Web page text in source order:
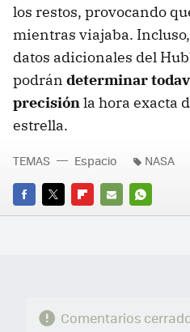
los restos, provocando
mientras viajaba.
datos adicionales del
podrán determinar
precisiónla hora exacta
estrella.
FACEBOOK
TWITTERFLIPBOARD
E-
WHATSAPP
TEMAS Espacio NASA
Comentarios